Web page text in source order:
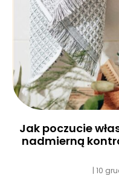
Jak poczucie
nadmierną
10